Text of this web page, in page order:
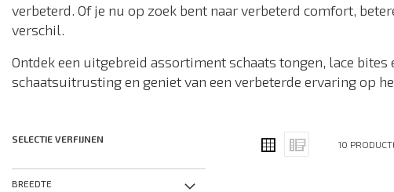
verbeterd. Of je nu op zoek bent naar verbeterd comfort,
verschil.
Ontdek een uitgebreid assortiment schaats tongen, lace
schaatsuitrusting en geniet van een verbeterde ervaring op
TONEN
ALS
Grid 10
SELECTIE VERFIJNEN
BREEDTE